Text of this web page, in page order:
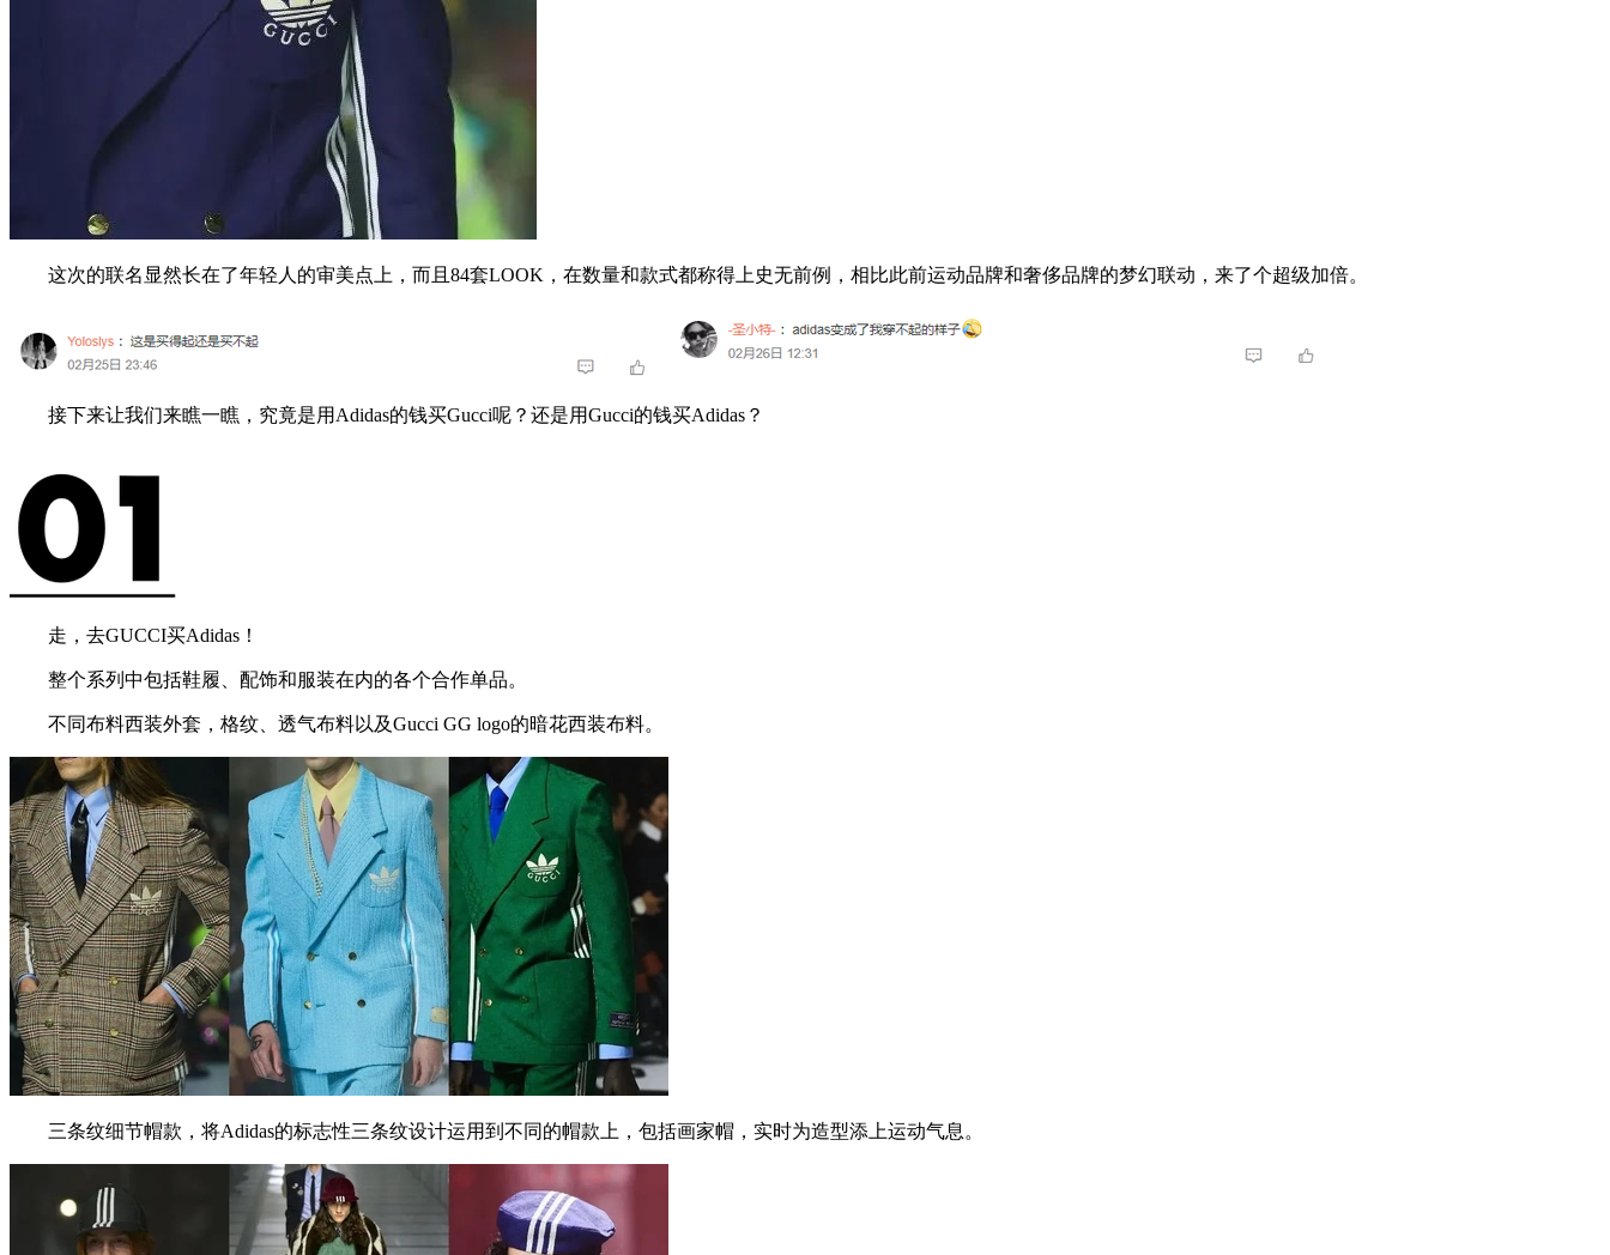
这次的联名显然长在了年轻人的审美点上，而且84套LOOK，在数量和款式都称得上史无前例，相比此前运动品牌和奢侈品牌的梦幻联动，来了个超级加倍。
接下来让我们来瞧一瞧，究竟是用Adidas的钱买Gucci呢？还是用Gucci的钱买Adidas？
走，去GUCCI买Adidas！
整个系列中包括鞋履、配饰和服装在内的各个合作单品。
不同布料西装外套，格纹、透气布料以及Gucci GG logo的暗花西装布料。
三条纹细节帽款，将Adidas的标志性三条纹设计运用到不同的帽款上，包括画家帽，实时为造型添上运动气息。